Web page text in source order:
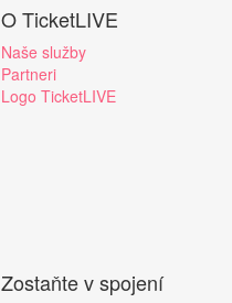
O TicketLIVE
Naše služby
Partneri
Logo TicketLIVE
Zostaňte v spojení